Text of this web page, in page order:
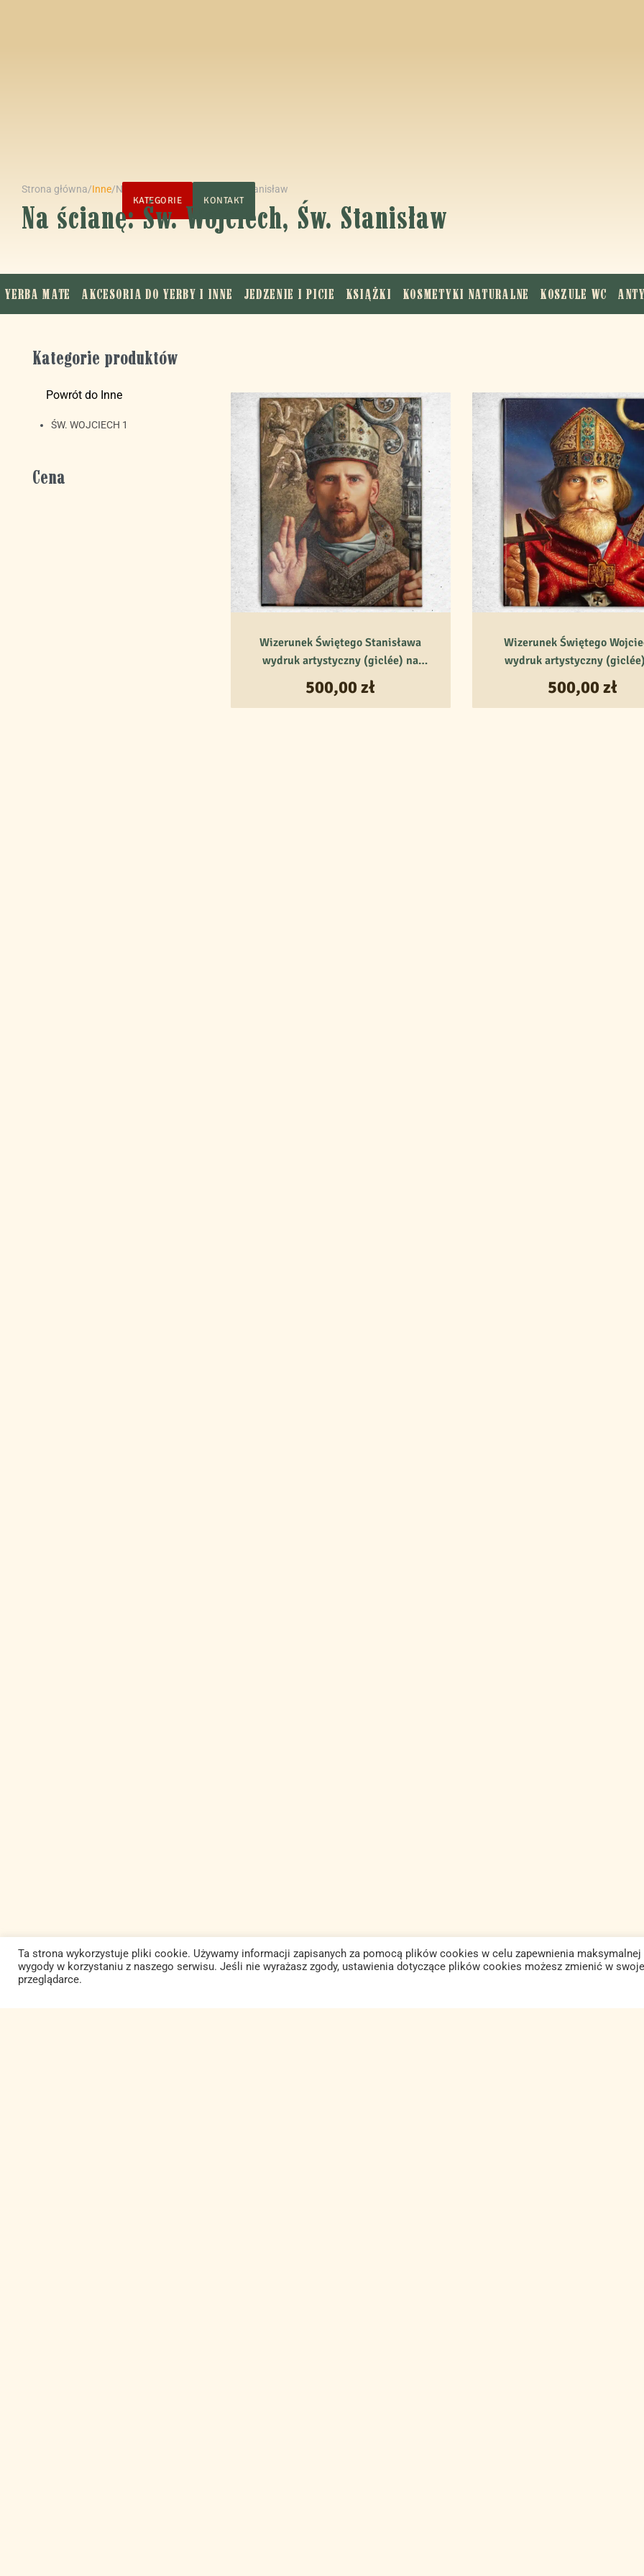
KATEGORIE KONTAKT
Strona główna/Inne/Na ścianę: Św. Wojciech, Św. Stanisław
Na ścianę: Św. Wojciech, Św. Stanisław
YERBA MATE AKCESORIA DO YERBY I INNE JEDZENIE I PICIE KSIĄŻKI KOSMETYKI NATURALNE KOSZULE WC
Kategorie produktów
Powrót do Inne
ŚW. WOJCIECH 1
Cena
Wizerunek Świętego Stanisława
wydruk artystyczny (giclée) na
płótnie
500,00zł
Wizerunek Świętego
wydruk artystyczny
płótnie
500,00 zł
Ta strona wykorzystuje pliki cookie. Używamy informacji zapisanych za pomocą plików cookies w celu zapewnienia maksymalnej
wygody w korzystaniu z naszego serwisu. Jeśli nie wyrażasz zgody, ustawienia dotyczące plików cookies możesz zmienić w
przeglądarce.